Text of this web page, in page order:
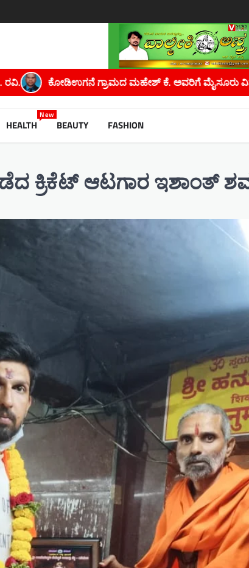
ವಿಶ್ವವಿದ್ಯಾನಿಲಯದಿಂದ ಪಿಎಚ್.ಡಿ ಪದವಿ…
HEALTH
New
BEAUTY FASHION
ಕ್ರಿಕೆಟ್ ಆಟಗಾರ ಇಶಾಂತ್